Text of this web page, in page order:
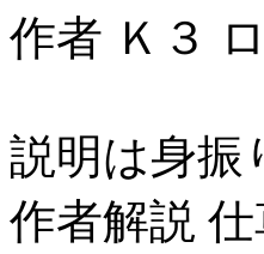
作者 Ｋ３
説明は身振
作者解説